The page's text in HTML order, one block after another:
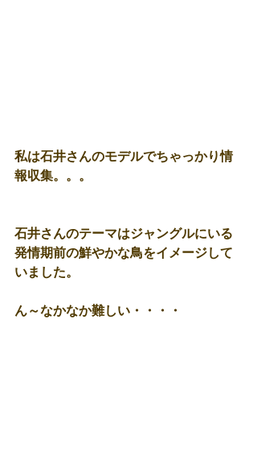
私は石井さんのモデルでちゃっかり情
報収集。。。
石井さんのテーマはジャングルにいる
発情期前の鮮やかな鳥をイメージして
いました。
ん～なかなか難しい・・・・